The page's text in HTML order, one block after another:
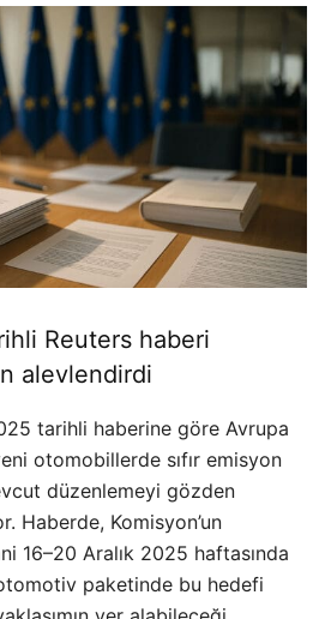
Reuters haberi
alevlendirdi
tarihli haberine göre Avrupa
otomobillerde sıfır emisyon
düzenlemeyi gözden
Haberde, Komisyon’un
16–20 Aralık 2025 haftasında
paketinde bu hedefi